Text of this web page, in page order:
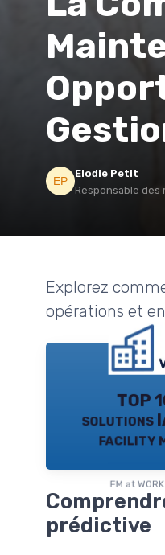
Elodie Petit
Responsable des
Explorez
opérations et
TOP
solutions
facility
FM at
prédictive